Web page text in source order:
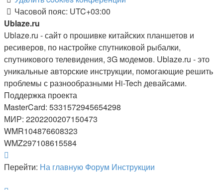
Часовой пояс: UTC+03:00
Ublaze.ru
Ublaze.ru - сайт о прошивке китайских планшетов и
ресиверов, по настройке спутниковой рыбалки,
спутникового телевидения, 3G модемов. Ublaze.ru - это
уникальные авторские инструкции, помогающие решить
проблемы с разнообразными Hi-Tech девайсами.
Поддержка проекта
MasterCard: 5331572945654298
МИР: 2202200207150473
WMR104876608323
WMZ297108615584
Перейти: На главную Форум Инструкции